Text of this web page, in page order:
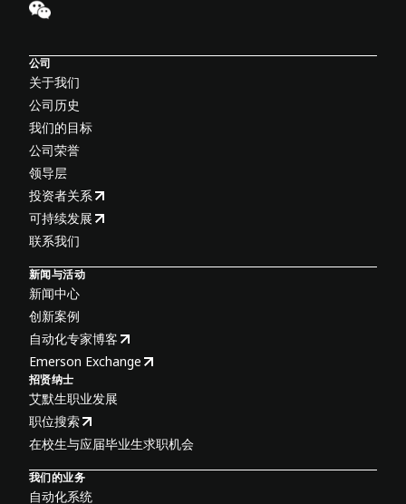
公司
关于我们
公司历史
我们的目标
公司荣誉
领导层
投资者关系
可持续发展
联系我们
新闻与活动
新闻中心
创新案例
自动化专家博客
Emerson Exchange
招贤纳士
艾默生职业发展
职位搜索
在校生与应届毕业生求职机会
我们的业务
自动化系统